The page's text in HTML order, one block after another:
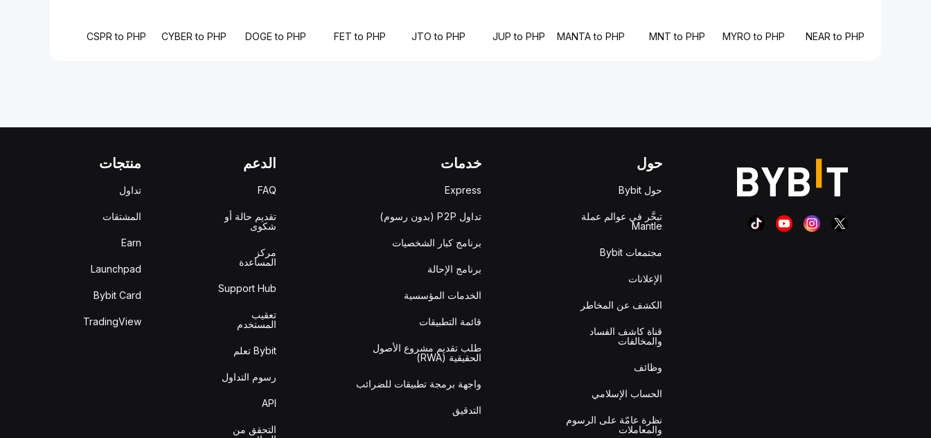
NEAR to PHP
MYRO to PHP
MNT to PHP
MANTA to PHP
JUP to PHP
JTO to PHP
FET to PHP
DOGE to PHP
CYBER to PHP
CSPR to PHP
حول
حول Bybit
تبحَّر في عوالم عملة
Mantle
مجتمعات Bybit
الإعلانات
الكشف عن المخاطر
قناة كاشف الفساد
والمخالفات
وظائف
الحساب الإسلامي
نظرة عامّة على الرسوم
والمعاملات
خدمات
Express
تداول P2P (بدون رسوم)
برنامج كبار الشخصيات
برنامج الإحالة
الخدمات المؤسسية
قائمة التطبيقات
طلب تقديم مشروع الأصول
الحقيقية (RWA)
واجهة برمجة تطبيقات للضرائب
التدقيق
الدعم
FAQ
تقديم حالة أو
شكوى
مركز
المساعدة
Support Hub
تعقيب
المستخدم
Bybit تعلم
رسوم التداول
API
التحقق من
منتجات
تداول
المشتقات
Earn
Launchpad
Bybit Card
TradingView